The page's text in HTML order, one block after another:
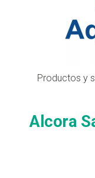
Productos y
Alcora